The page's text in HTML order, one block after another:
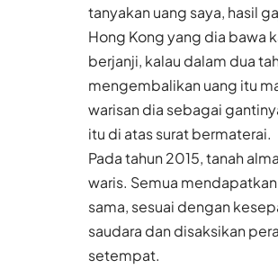
tanyakan uang saya, hasil
Hong Kong yang dia bawa
berjanji, kalau dalam dua
mengembalikan uang itu
warisan dia sebagai
itu di atas surat bermaterai.
Pada tahun 2015, tanah
waris. Semua
sama, sesuai dengan
saudara dan disaksikan
setempat.